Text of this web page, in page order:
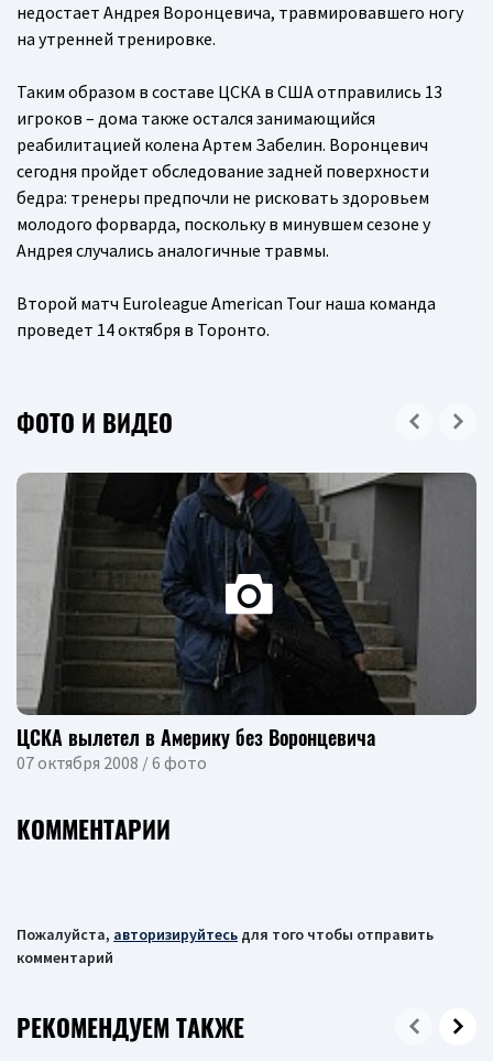
недостает Андрея Воронцевича, травмировавшего ногу
на утренней тренировке.
Таким образом в составе ЦСКА в США отправились 13
игроков – дома также остался занимающийся
реабилитацией колена Артем Забелин. Воронцевич
сегодня пройдет обследование задней поверхности
бедра: тренеры предпочли не рисковать здоровьем
молодого форварда, поскольку в минувшем сезоне у
Андрея случались аналогичные травмы.
Второй матч Euroleague American Tour наша команда
проведет 14 октября в Торонто.
ФОТО И ВИДЕО
ЦСКА вылетел в Америку без Воронцевича
07 октября 2008 / 6 фото
КОММЕНТАРИИ
Пожалуйста, авторизируйтесь для того чтобы отправить
комментарий
РЕКОМЕНДУЕМ ТАКЖЕ